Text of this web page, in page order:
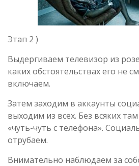
Этап 2 )
Выдергиваем телевизор из
каких обстоятельствах его не
включаем.
Затем заходим в аккаунты
выходим из всех. Без всяких
«чуть-чуть с телефона».
отрубаем.
Внимательно наблюдаем за